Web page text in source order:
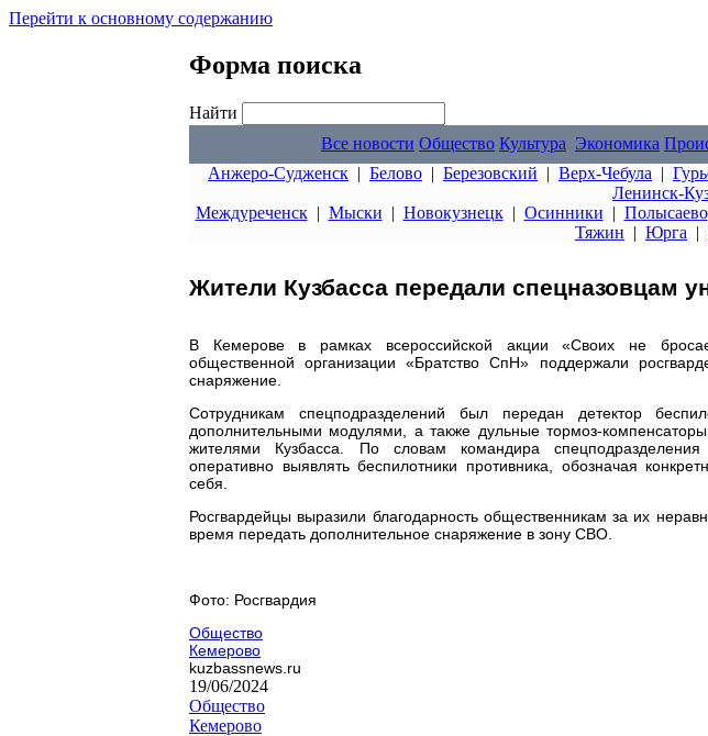
Перейти к основному содержанию
Форма поиска
Найти
Все новости Общество Культура Экономика
Анжеро-Судженск | Белово | Березовский | Верх-Чебула |
Ленинск-
Междуреченск| Мыски | Новокузнецк| Осинники | Полысаево
Тяжин | Юрга |
Жители Кузбасса передали спецназовцам
В Кемерове в рамках всероссийской акции «Своих не
общественной организации «Братство СпН» поддержали
снаряжение.
Сотрудникам спецподразделений был передан детектор
дополнительными модулями, а также дульные тормоз-
жителями Кузбасса. По словам командира спецподразделения
оперативно выявлять беспилотники противника, обозначая
себя.
Росгвардейцы выразили благодарность общественникам за их
время передать дополнительное снаряжение в зону СВО.
Фото: Росгвардия
Общество
Кемерово
kuzbassnews.ru
19/06/2024
Общество
Кемерово